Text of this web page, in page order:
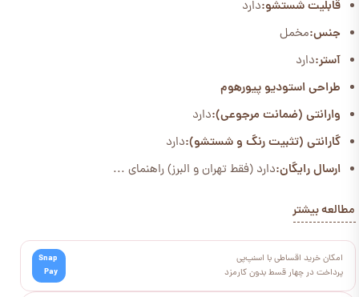
قابلیت شستشو:دارد
جنس:مخمل
آستر:دارد
طراحی استودیو پیورهوم
وارانتی (ضمانت مرجوعی):دارد
گارانتی (تثبیت رنگ و شستشو):دارد
ارسال رایگان:دارد (فقط تهران و البرز) راهنمای ...
مطالعه بیشتر
امکان خرید اقساطی با اسنپ‌پی
پرداخت در چهار قسط بدون کارمزد
Snap
Pay